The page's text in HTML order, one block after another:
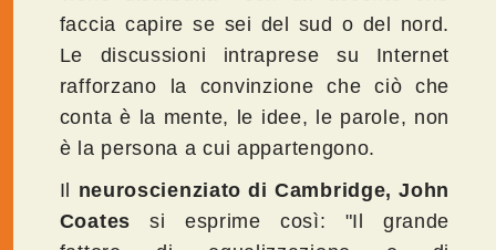
faccia capire se sei del sud o del nord.
Le discussioni intraprese su Internet
rafforzano la convinzione che ciò che
conta è la mente, le idee, le parole, non
è la persona a cui appartengono.
Il neuroscienziato di Cambridge, John
Coates si esprime così: "Il grande